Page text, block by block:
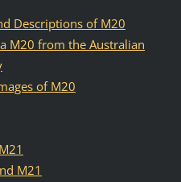
Descriptions of M20
M20 from the Australian
of M20
M21